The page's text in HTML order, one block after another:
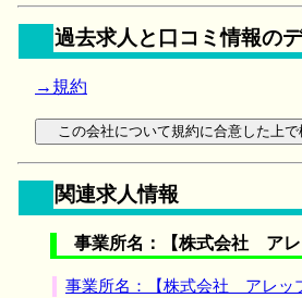
過去求人と口コミ情報の
→規約
関連求人情報
事業所名：【株式会社 アレ
事業所名：【株式会社 アレッ